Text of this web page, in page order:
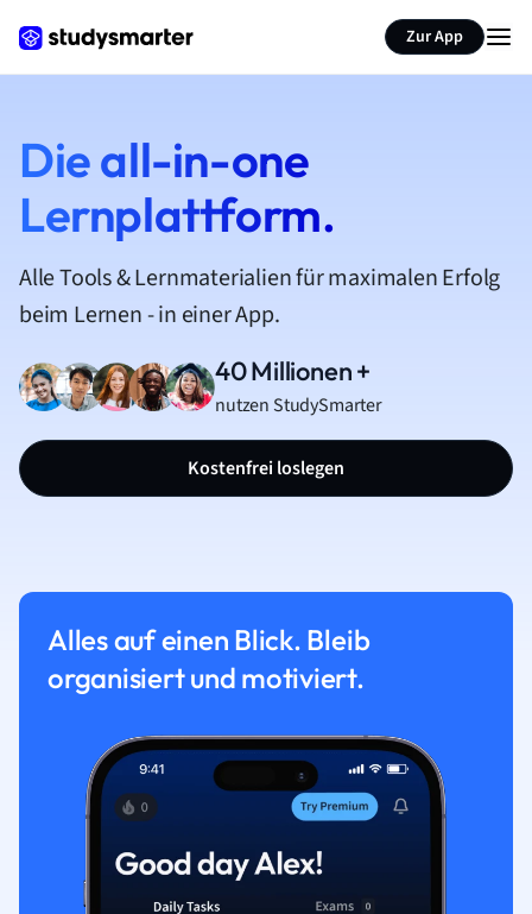
Zur App
Die all-in-one
Lernplattform.
Alle Tools & Lernmaterialien für maximalen Erfolg
beim Lernen - in einer App.
40 Millionen +
nutzen StudySmarter
Kostenfrei loslegen
Alles auf einen Blick. Bleib
organisiert und motiviert.